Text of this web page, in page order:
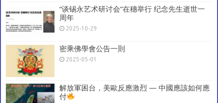
“谈锡永艺术研讨会”在穗举行 纪念先生逝世一
周年
2025-10-29
密乘佛學會公告一則
2025-05-01
解放軍困台，美歐反應激烈 — 中國應該如何應
付